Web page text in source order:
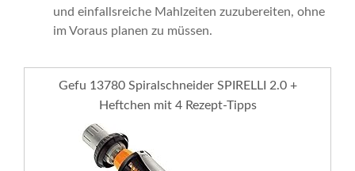
und einfallsreiche Mahlzeiten zuzubereiten, ohne
im Voraus planen zu müssen.
Gefu 13780 Spiralschneider SPIRELLI 2.0 +
Heftchen mit 4 Rezept-Tipps